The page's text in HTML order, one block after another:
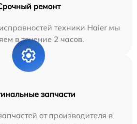
ремонт
техники Haier мы
в течение 2 часов.
запчасти
от производителя в